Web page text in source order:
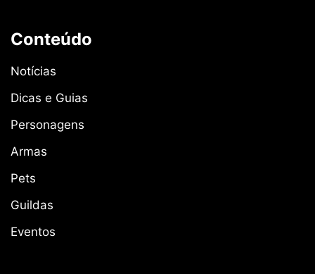
Conteúdo
Notícias
Dicas e Guias
Personagens
Armas
Pets
Guildas
Eventos